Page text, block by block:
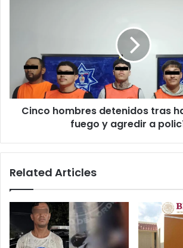
4rm4
fuego
y
agredir
Cinco hombres detenidos tras
fuego y agredir a
Related Articles